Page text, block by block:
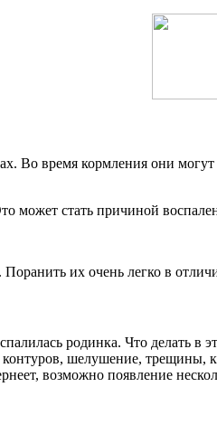
Во время кормления они
может стать причиной
их очень легко в
родинка. Что делать
шелушение, трещины,
возможно появление